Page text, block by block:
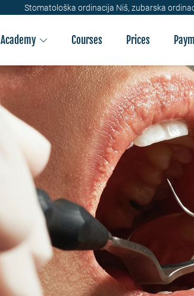
Stomatološka ordinacija Niš, zubarska
Academy Courses Prices